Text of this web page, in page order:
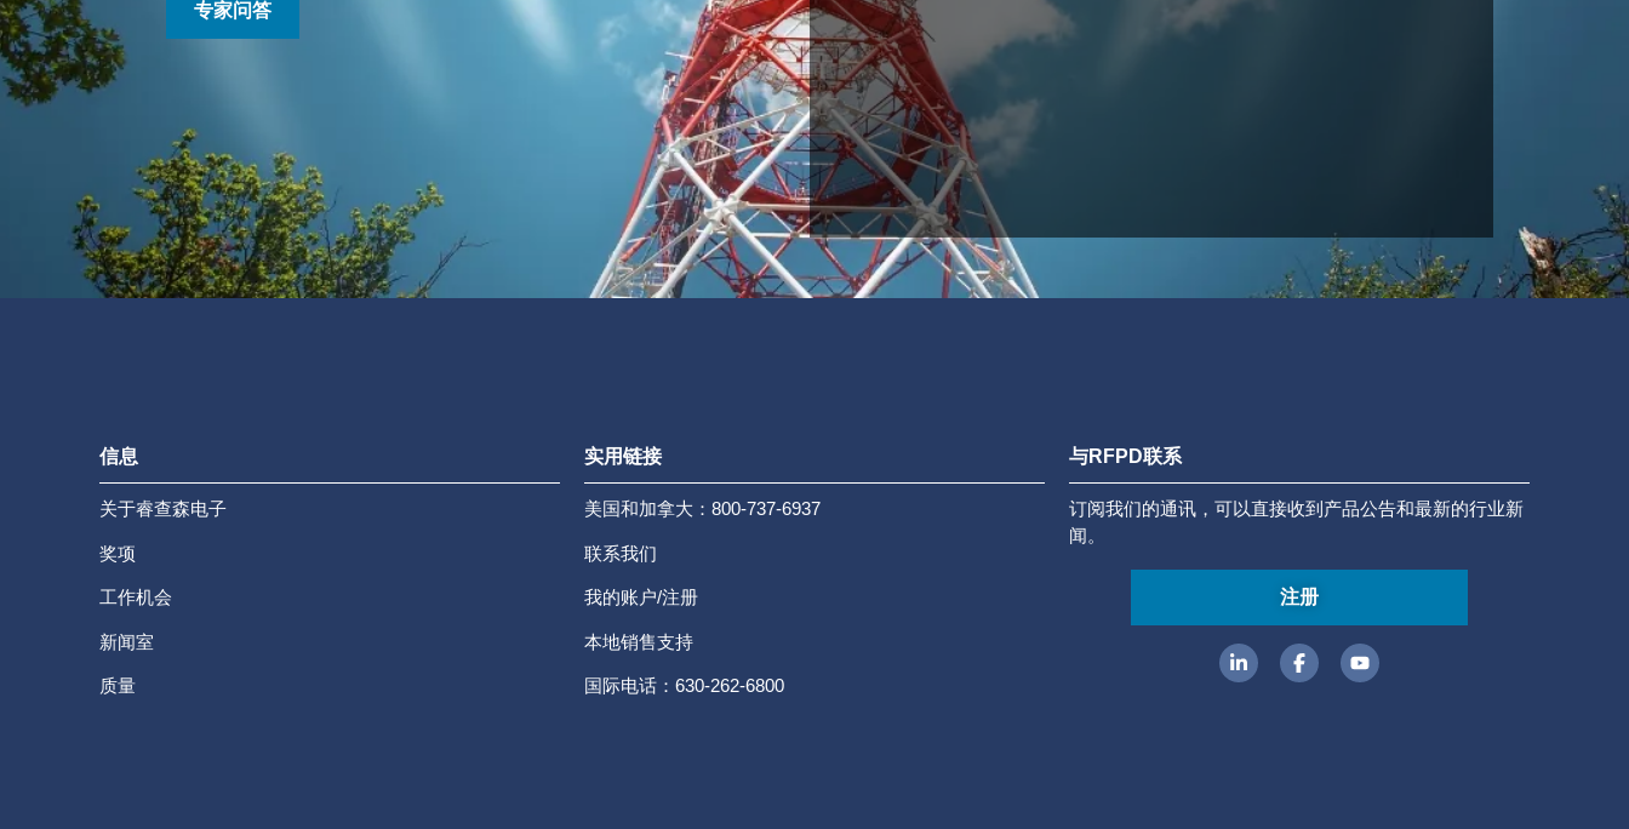
专家问答
信息
关于睿查森电子
奖项
工作机会
新闻室
质量
实用链接
美国和加拿大：800-737-6937
联系我们
我的账户/注册
本地销售支持
国际电话：630-262-6800
与RFPD联系
订阅我们的通讯，可以直接收到产品公告和最新的行业新
闻。
注册